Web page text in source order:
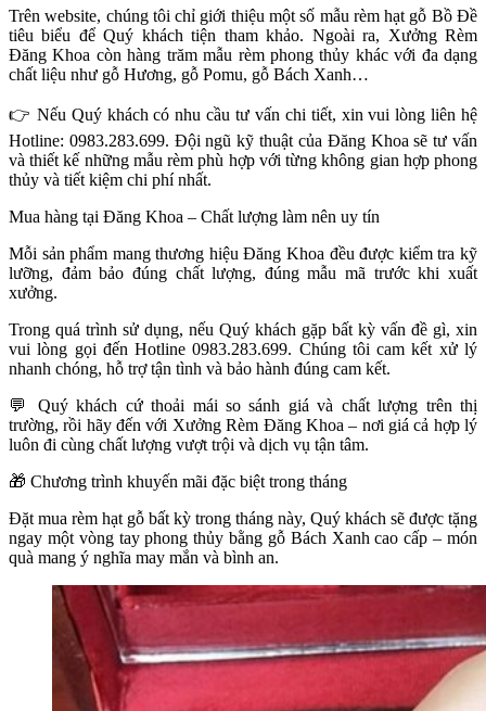
Trên website, chúng tôi chỉ giới thiệu một số mẫu rèm hạt gỗ Bồ Đề
tiêu biểu để Quý khách tiện tham khảo. Ngoài ra, Xưởng Rèm
Đăng Khoa còn hàng trăm mẫu rèm phong thủy khác với đa dạng
chất liệu như gỗ Hương, gỗ Pomu, gỗ Bách Xanh…
👉 Nếu Quý khách có nhu cầu tư vấn chi tiết, xin vui lòng liên hệ
Hotline: 0983.283.699. Đội ngũ kỹ thuật của Đăng Khoa sẽ tư vấn
và thiết kế những mẫu rèm phù hợp với từng không gian hợp phong
thủy và tiết kiệm chi phí nhất.
Mua hàng tại Đăng Khoa – Chất lượng làm nên uy tín
Mỗi sản phẩm mang thương hiệu Đăng Khoa đều được kiểm tra kỹ
lưỡng, đảm bảo đúng chất lượng, đúng mẫu mã trước khi xuất
xưởng.
Trong quá trình sử dụng, nếu Quý khách gặp bất kỳ vấn đề gì, xin
vui lòng gọi đến Hotline 0983.283.699. Chúng tôi cam kết xử lý
nhanh chóng, hỗ trợ tận tình và bảo hành đúng cam kết.
💬 Quý khách cứ thoải mái so sánh giá và chất lượng trên thị
trường, rồi hãy đến với Xưởng Rèm Đăng Khoa – nơi giá cả hợp lý
luôn đi cùng chất lượng vượt trội và dịch vụ tận tâm.
🎁 Chương trình khuyến mãi đặc biệt trong tháng
Đặt mua rèm hạt gỗ bất kỳ trong tháng này, Quý khách sẽ được tặng
ngay một vòng tay phong thủy bằng gỗ Bách Xanh cao cấp – món
quà mang ý nghĩa may mắn và bình an.